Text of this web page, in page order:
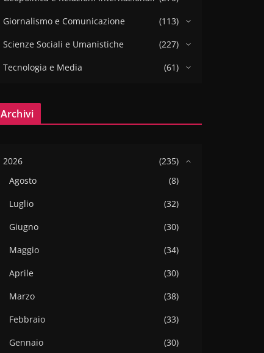
Giornalismo e Comunicazione
(113)
Scienze Sociali e Umanistiche
(227)
Tecnologia e Media
(61)
Archivi
2026
(235)
Agosto
(8)
Luglio
(32)
Giugno
(30)
Maggio
(34)
Aprile
(30)
Marzo
(38)
Febbraio
(33)
Gennaio
(30)